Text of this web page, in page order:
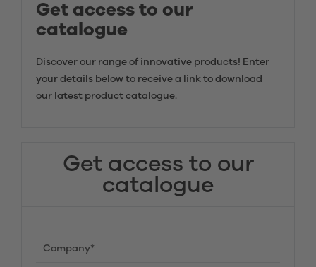
Get access to our
catalogue
Discover our range of innovative products! Enter
your details below to receive a link to download
our latest product catalogue.
Get access to our
catalogue